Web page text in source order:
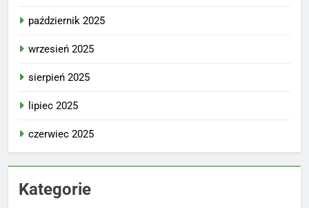
październik 2025
wrzesień 2025
sierpień 2025
lipiec 2025
czerwiec 2025
Kategorie